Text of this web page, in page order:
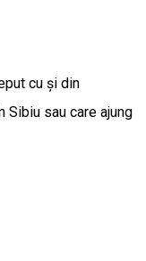
cu și din
Sibiu sau care ajung